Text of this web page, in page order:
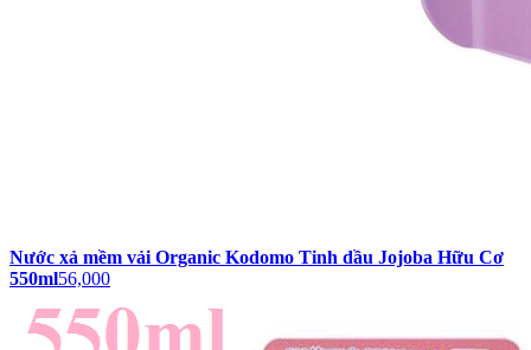
Nước xả mềm vải Organic Kodomo Tinh dầu Jojoba Hữu Cơ
550ml56,000